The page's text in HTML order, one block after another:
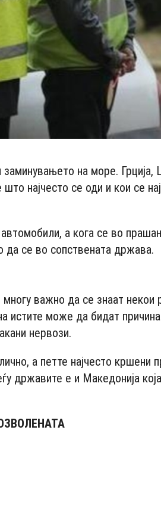
на море. Грција,
најчесто се оди и кои се
а кога се во
да се во сопствената држава.
важно да се знаат некои
истите може да бидат
нервози.
а петте најчесто кршени
државите е и Македонија